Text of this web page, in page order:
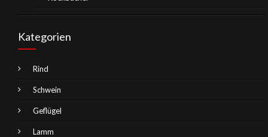
Kategorien
Rind
Schwein
Geflügel
Lamm